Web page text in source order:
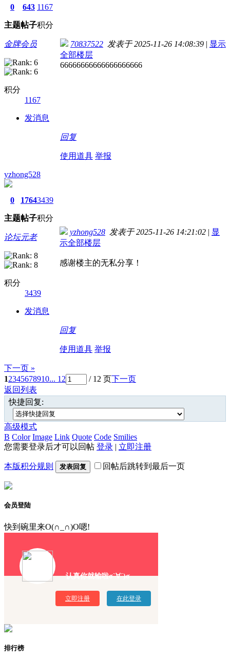
0
主题
643
帖子
1167
积分
金牌会员
积分
1167
发消息
70837522 发表于 2025-11-26 14:08:39 | 显示
全部楼层
66666666666666666666
回复
使用道具 举报
yzhong528
0
主题
1764
帖子
3439
积分
论坛元老
积分
3439
发消息
yzhong528 发表于 2025-11-26 14:21:02 | 显
示全部楼层
感谢楼主的无私分享！
回复
使用道具 举报
下一页 »
12345678910... 12 / 12 页下一页
返回列表
快捷回复:
高级模式
B Color Image Link Quote Code Smilies
您需要登录后才可以回帖 登录 | 立即注册
本版积分规则 发表回复 回帖后跳转到最后一页
会员登陆
快到碗里来O(∩_∩)O嗯!
认真你就输啦σ`∀´)σ
立即注册 在此登录
排行榜